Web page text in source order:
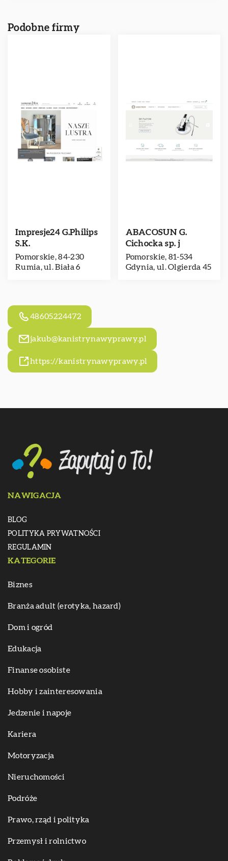
Podobne firmy
Impresje24 G.Philips
S.K.
Pomorskie, 84-230
Rumia, ul. Biała 6
ABACOSUN G.
Cichocka sp. j
Pomorskie, 81-534
Gdynia, ul. Olgierda 45
48605224472
jakub@kanistrynawyprawy.pl
https://kanistrynawyprawy.pl
NAWIGACJA
BLOG
POLITYKA PRYWATNOŚCI
REGULAMIN
KATEGORIE
Biznes
Branża adult (erotyka, hazard)
Dom i ogród
Edukacja
Finanse osobiste
Hobby i zainteresowania
Jedzenie i napoje
Kariera
Motoryzacja
Nieruchomości
Podróże
Prawo, rząd i polityka
Przemysł i rolnictwo